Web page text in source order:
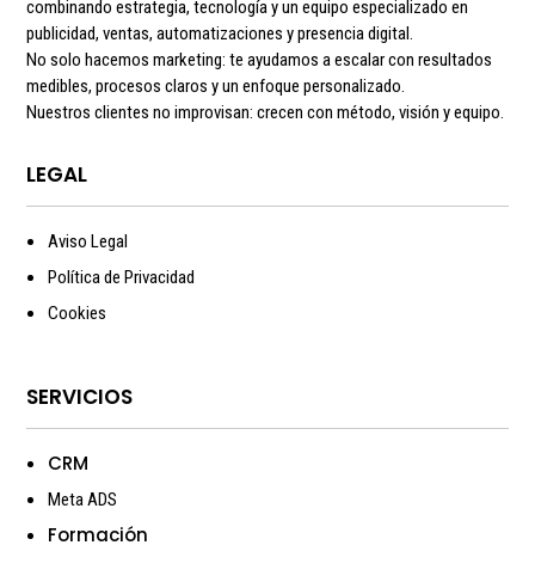
combinando estrategia, tecnología y un equipo especializado en
publicidad, ventas, automatizaciones y presencia digital.
No solo hacemos marketing: te ayudamos a escalar con resultados
medibles, procesos claros y un enfoque personalizado.
Nuestros clientes no improvisan: crecen con método, visión y equipo.
LEGAL
Aviso Legal
Política de Privacidad
Cookies
SERVICIOS
CRM
Meta ADS
Formación